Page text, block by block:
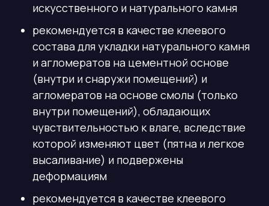
искусственного и натурального камня
рекомендуется в качестве клеевого
состава для укладки натурального камня
и агломератов на цементной основе
(внутри и снаружи помещений) и
агломератов на основе смолы (только
внутри помещений), обладающих
чувствительностью к влаге, вследствие
которой изменяют цвет (пятна и легкое
высаливание) и подвержены
деформациям
рекомендуется в качестве клеевого